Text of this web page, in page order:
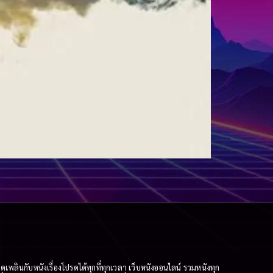
ลินกับหนังเรื่องโปรดได้ทุกที่ทุกเวลา เว็บหนังออนไลน์ รวมหนังทุก